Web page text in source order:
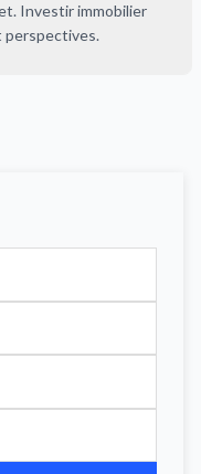
Investir immobilier
perspectives.